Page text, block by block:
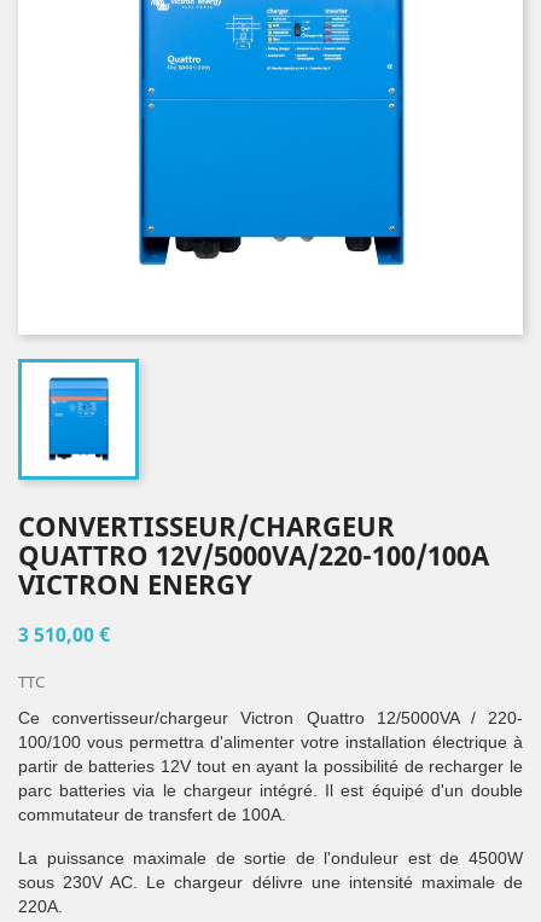
CONVERTISSEUR/CHARGEUR
QUATTRO 12V/5000VA/220-100/100A
VICTRON ENERGY
3 510,00 €
TTC
Ce convertisseur/chargeur Victron Quattro 12/5000VA / 220-
100/100 vous permettra d'alimenter votre installation électrique à
partir de batteries 12V tout en ayant la possibilité de recharger le
parc batteries via le chargeur intégré. Il est équipé d'un double
commutateur de transfert de 100A.
La puissance maximale de sortie de l'onduleur est de 4500W
sous 230V AC. Le chargeur délivre une intensité maximale de
220A.